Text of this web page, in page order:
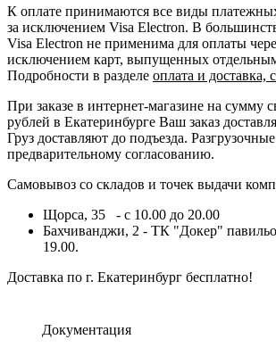
К оплате принимаются все виды
за исключением Visa Electron. В
Visa Electron не применима для оплаты
исключением карт, выпущенных
Подробности в разделе оплата и доставка,
При заказе в интернет-магазине на сумму
рублей в Екатеринбурге Ваш заказ
Груз доставляют до подъезда.
предварительному согласованию.
Самовывоз со складов и точек выдачи
Щорса, 35 - с 10.00 до 20.00
Бахчиванджи, 2 - ТК "Докер"
19.00.
Доставка по г. Екатеринбург бесплатно!
Документация